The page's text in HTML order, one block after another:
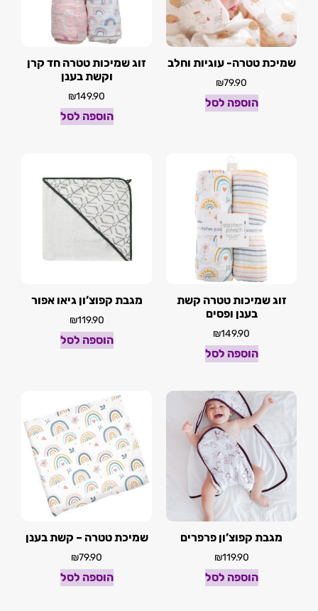
שמיכת טטרה- עוגיות וחלב
₪79.90
הוספה לסל
זוג שמיכות טטרה חד קרן
וקשת בענן
₪149.90
הוספה לסל
זוג שמיכות טטרה קשת
בענן ופסים
₪149.90
הוספה לסל
מגבת קפוצ’ון גיאו אפור
₪119.90
הוספה לסל
מגבת קפוצ’ון פרפרים
₪119.90
הוספה לסל
שמיכת טטרה – קשת בענן
₪79.90
הוספה לסל